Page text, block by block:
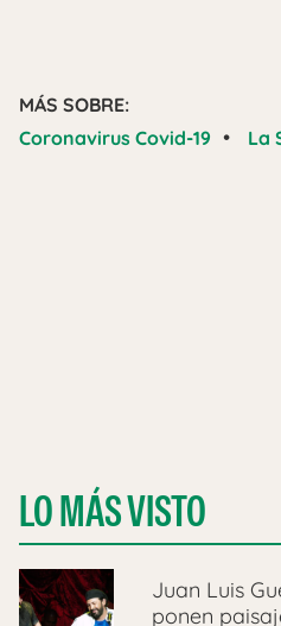
MÁS SOBRE:
Coronavirus Covid-19 • La
LO MÁS VISTO
Juan Luis
ponen